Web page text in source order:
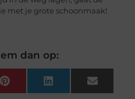
met je grote schoonmaak!
dan op:
Pinterest LinkedIn Email